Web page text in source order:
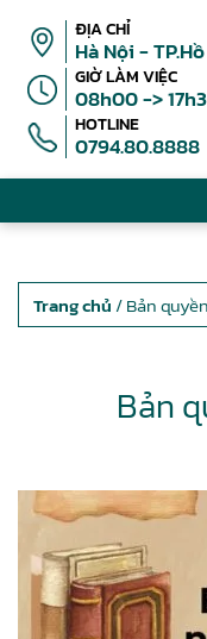
ĐỊA CHỈ
Hà Nội -
GIỜ LÀM VIỆC
08h00 ->
HOTLINE
0794.80.8888
Trang chủ / Bản
Bản